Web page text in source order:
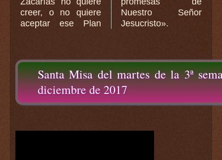
creer, o no quiere
aceptar ese Plan
Nuestro Señor
Jesucristo».
Santa Misa del martes de la 3ª
diciembre de 2017